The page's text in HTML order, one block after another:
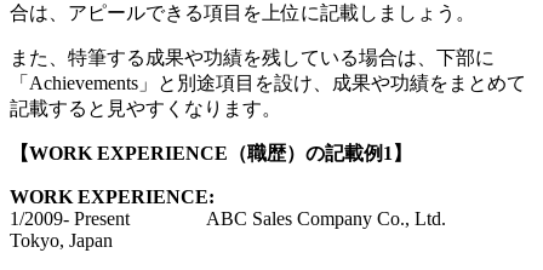
合は、アピールできる項目を上位に記載しましょう。
また、特筆する成果や功績を残している場合は、下部に
「Achievements」と別途項目を設け、成果や功績をまとめて
記載すると見やすくなります。
【WORK EXPERIENCE（職歴） の記載例 1 】
WORK EXPERIENCE:
1/2009- Present ABC Sales Company Co., Ltd.
Tokyo, Japan